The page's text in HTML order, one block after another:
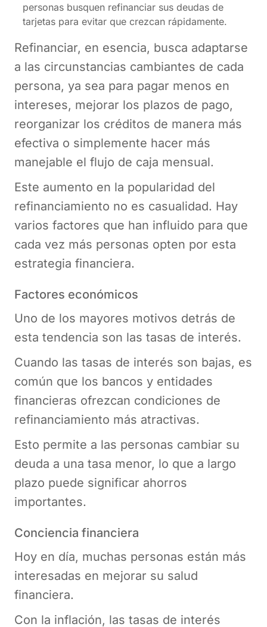
personas busquen refinanciar sus deudas de
tarjetas para evitar que crezcan rápidamente.
Refinanciar, en esencia, busca adaptarse
a las circunstancias cambiantes de cada
persona, ya sea para pagar menos en
intereses, mejorar los plazos de pago,
reorganizar los créditos de manera más
efectiva o simplemente hacer más
manejable el flujo de caja mensual.
Este aumento en la popularidad del
refinanciamiento no es casualidad. Hay
varios factores que han influido para que
cada vez más personas opten por esta
estrategia financiera.
Factores económicos
Uno de los mayores motivos detrás de
esta tendencia son las tasas de interés.
Cuando las tasas de interés son bajas, es
común que los bancos y entidades
financieras ofrezcan condiciones de
refinanciamiento más atractivas.
Esto permite a las personas cambiar su
deuda a una tasa menor, lo que a largo
plazo puede significar ahorros
importantes.
Conciencia financiera
Hoy en día, muchas personas están más
interesadas en mejorar su salud
financiera.
Con la inflación, las tasas de interés